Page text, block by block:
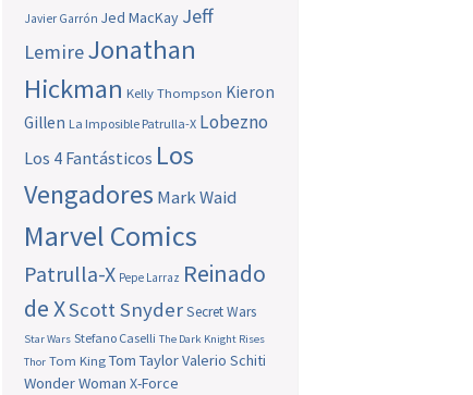
Javier Garrón Jed MacKay Jeff
LemireJonathan
Hickman Kelly Thompson Kieron
Gillen La Imposible Patrulla-X Lobezno
Los 4 Fantásticos Los
Vengadores Mark Waid
Marvel Comics
Patrulla-X Pepe Larraz Reinado
de XScott SnyderSecret Wars
Star Wars Stefano Caselli The Dark Knight Rises
Thor Tom King Tom TaylorValerio Schiti
Wonder Woman X-Force